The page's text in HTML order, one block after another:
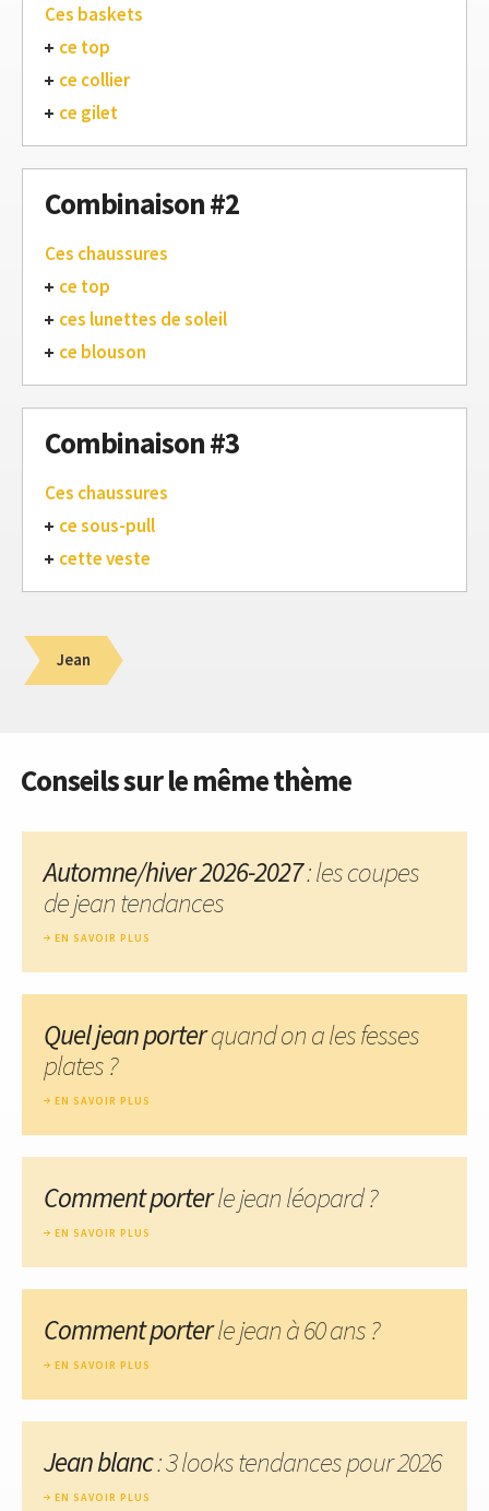
Ces baskets
ce top
ce collier
ce gilet
Combinaison #2
Ces chaussures
ce top
ces lunettes de soleil
ce blouson
Combinaison #3
Ces chaussures
ce sous-pull
cette veste
Jean
Conseils sur le même thème
Automne/hiver 2026-2027: les coupes
de jean tendances
EN SAVOIR PLUS
Quel jean porterquand on a les fesses
plates ?
EN SAVOIR PLUS
Comment porterle jean léopard ?
EN SAVOIR PLUS
Comment porterle jean à 60 ans ?
EN SAVOIR PLUS
Jean blanc: 3 looks tendances pour 2026
EN SAVOIR PLUS